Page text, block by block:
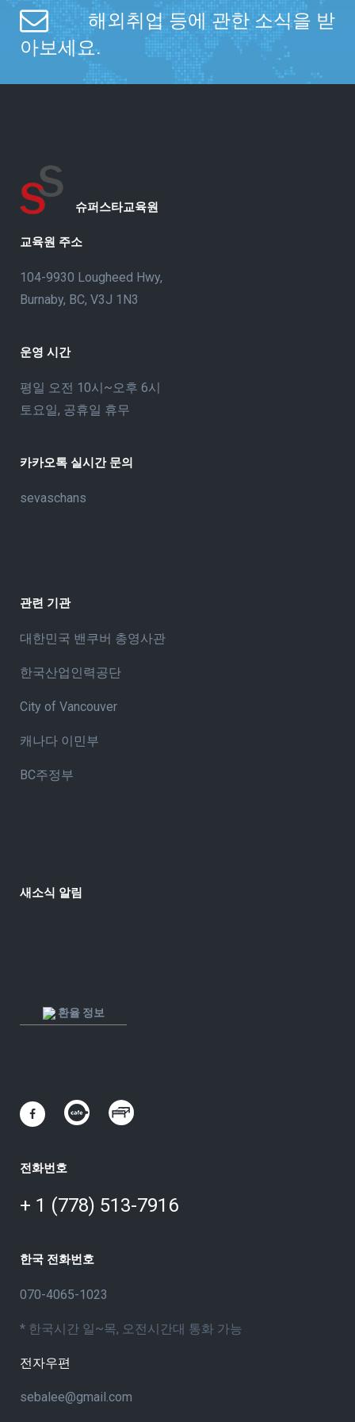
해외취업 등에 관한 소식을 받
아보세요.
슈퍼스타교육원
교육원 주소
104-9930 Lougheed Hwy,
Burnaby, BC, V3J 1N3
운영 시간
평일 오전 10시~오후 6시
토요일, 공휴일 휴무
카카오톡 실시간 문의
sevaschans
관련 기관
대한민국 밴쿠버 총영사관
한국산업인력공단
City of Vancouver
캐나다 이민부
BC주정부
새소식 알림
환율 정보
전화번호
+ 1 (778) 513-7916
한국 전화번호
070-4065-1023
* 한국시간 일~목, 오전시간대 통화 가능
전자우편
sebalee@gmail.com